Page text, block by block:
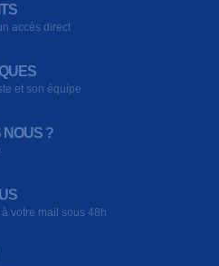
accès direct
et son équipe
NOUS ?
votre mail sous 48h